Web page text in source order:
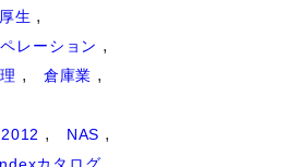
生
レーション
倉庫業
NAS